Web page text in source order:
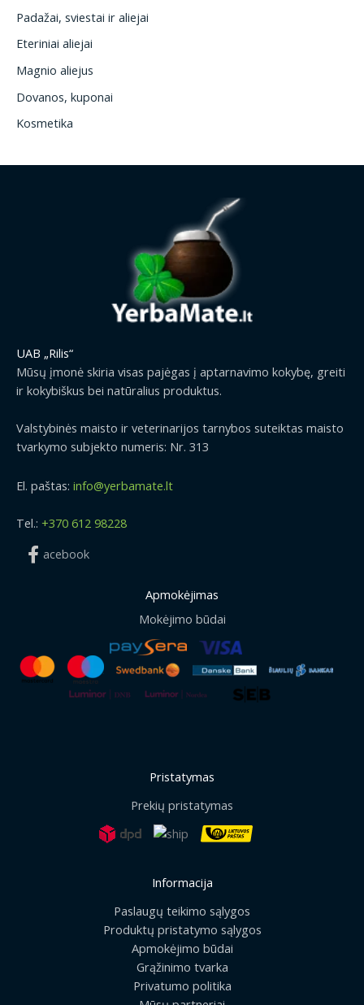
Padažai, sviestai ir aliejai
Eteriniai aliejai
Magnio aliejus
Dovanos, kuponai
Kosmetika
UAB „Rilis“
Mūsų įmonė skiria visas pajėgas į aptarnavimo kokybę, greiti
ir kokybiškus bei natūralius produktus.
Valstybinės maisto ir veterinarijos tarnybos suteiktas maisto
tvarkymo subjekto numeris: Nr. 313
El. paštas: info@yerbamate.lt
Tel.: +370 612 98228
acebook
Apmokėjimas
Mokėjimo būdai
Pristatymas
Prekių pristatymas
Informacija
Paslaugų teikimo sąlygos
Produktų pristatymo sąlygos
Apmokėjimo būdai
Grąžinimo tvarka
Privatumo politika